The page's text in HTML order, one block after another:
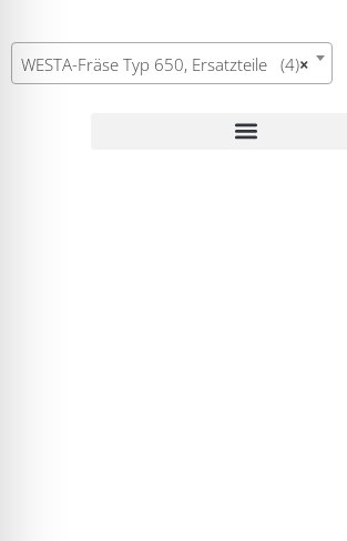
×
WESTA-Fräse Typ 650, Ersatzteile (4)